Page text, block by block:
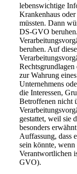
lebenswichtige
Krankenhaus
müssten. Dann
DS-GVO
beruhen. Auf
zur Wahrung
Unternehmens
die Interessen,
Betroffenen nicht
gestattet, weil sie
besonders
Auffassung, dass
sein könnte,
Verantwortlichen
GVO).